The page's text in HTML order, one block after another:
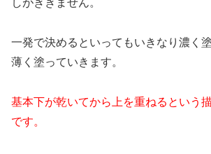
しがききません。
一発で決めるといってもいきなり濃く
薄く塗っていきます。
基本下が乾いてから上を重ねるという
です。